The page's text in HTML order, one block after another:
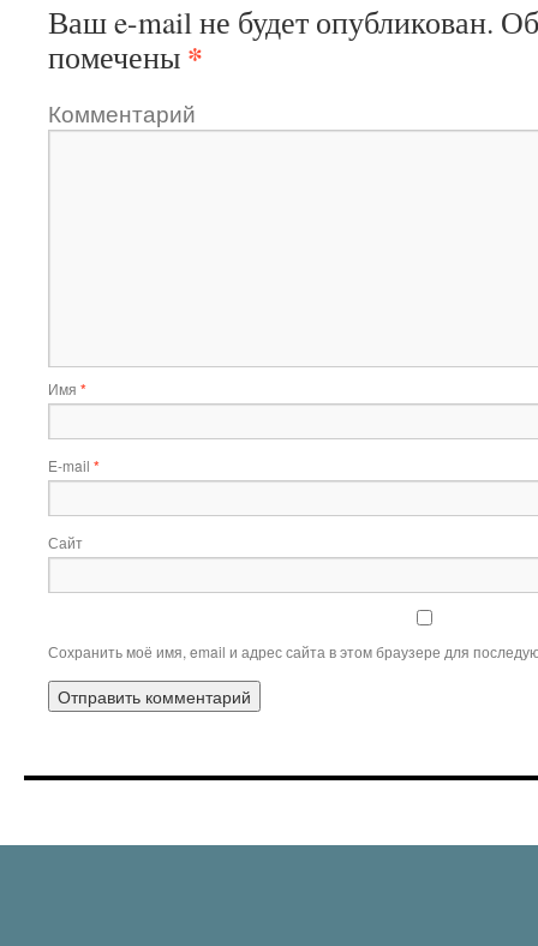
Ваш e-mail не будет опубликован.
помечены *
Комментарий
Имя *
E-mail *
Сайт
Сохранить моё имя, email и адрес сайта в этом браузере для